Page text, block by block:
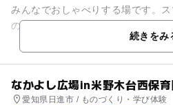
みんなでおしゃべりする場です。
の解決や使い方などのおしゃべり
日午後1時30分から3時ま...続きをみ
なかよし広場in米野木台西保
愛知県日進市 / ものづくり・学び体験